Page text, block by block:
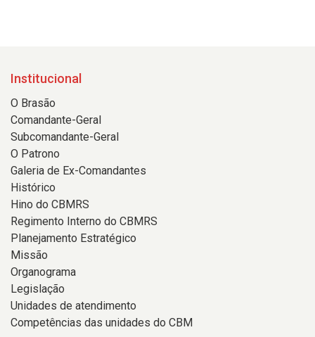
Institucional
O Brasão
Comandante-Geral
Subcomandante-Geral
O Patrono
Galeria de Ex-Comandantes
Histórico
Hino do CBMRS
Regimento Interno do CBMRS
Planejamento Estratégico
Missão
Organograma
Legislação
Unidades de atendimento
Competências das unidades do CBM